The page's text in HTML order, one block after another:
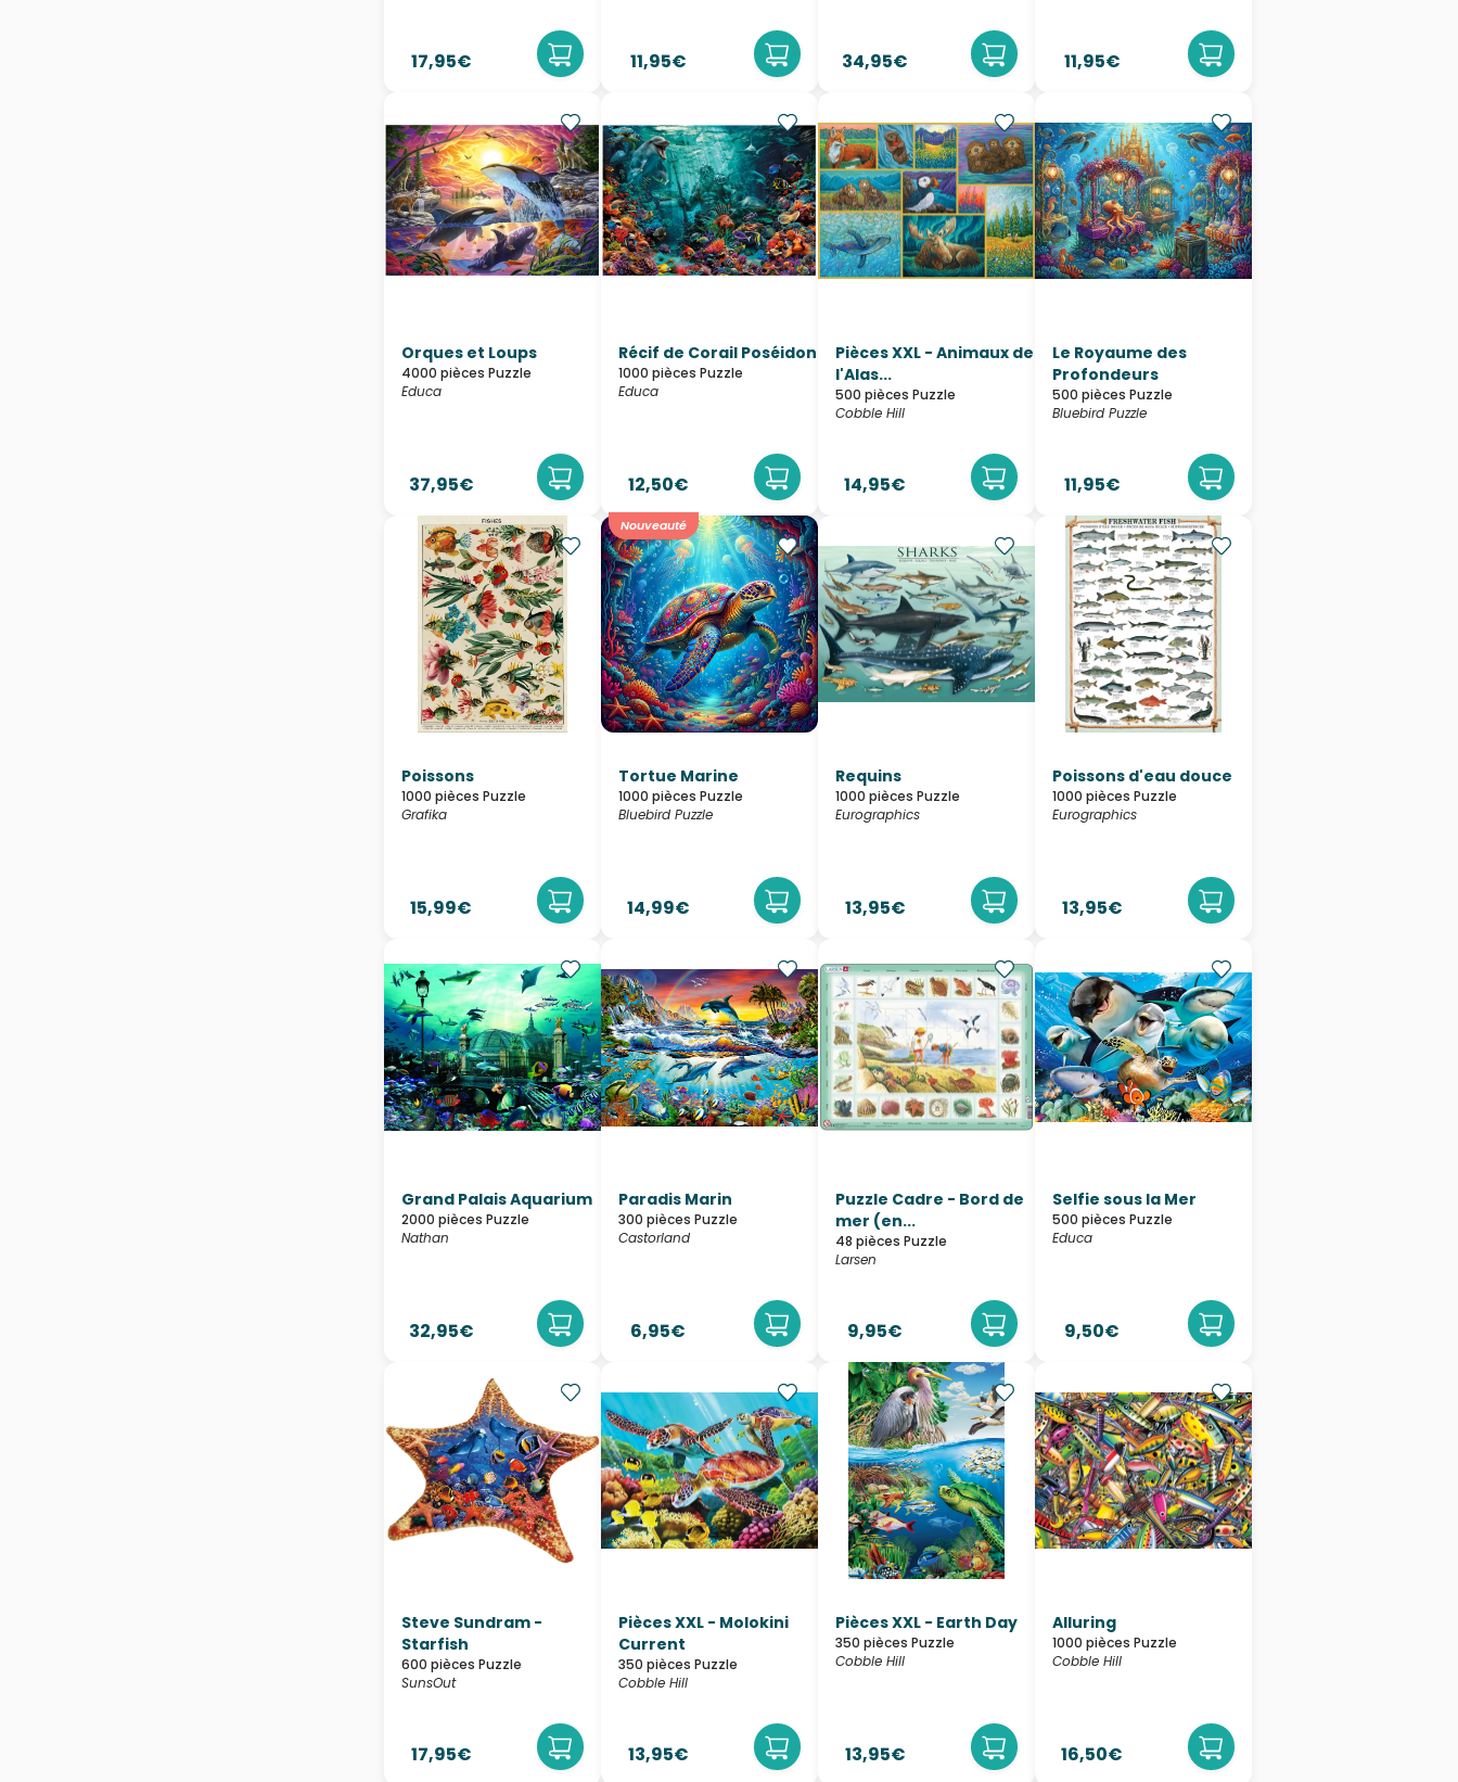
17,95€ 11,95€ 34,95€ 11,95€
Orques et Loups
4000 pièces Puzzle
Educa
37,95€
Récif de Corail Poséidon
1000 pièces Puzzle
Educa
12,50€
Pièces XXL - Animaux de
l'Alas...
500 pièces Puzzle
Cobble Hill
14,95€
Le Royaume des
Profondeurs
500 pièces Puzzle
Bluebird Puzzle
11,95€
Poissons
1000 pièces Puzzle
Grafika
15,99€
Nouveauté
Tortue Marine
1000 pièces Puzzle
Bluebird Puzzle
14,99€
Requins
1000 pièces Puzzle
Eurographics
13,95€
Poissons d'eau douce
1000 pièces Puzzle
Eurographics
13,95€
Grand Palais Aquarium
2000 pièces Puzzle
Nathan
32,95€
Paradis Marin
300 pièces Puzzle
Castorland
6,95€
Puzzle Cadre - Bord de
mer (en...
48 pièces Puzzle
Larsen
9,95€
Selfie sous la Mer
500 pièces Puzzle
Educa
9,50€
Steve Sundram -
Starfish
600 pièces Puzzle
SunsOut
17,95€
Pièces XXL - Molokini
Current
350 pièces Puzzle
Cobble Hill
13,95€
Pièces XXL - Earth Day
350 pièces Puzzle
Cobble Hill
13,95€
Alluring
1000 pièces Puzzle
Cobble Hill
16,50€